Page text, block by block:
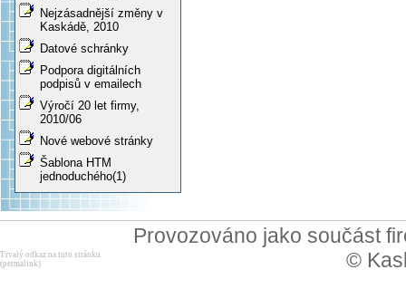
Nejzásadnější změny v
Kaskádě, 2010
Datové schránky
Podpora digitálních
podpisů v emailech
Výročí 20 let firmy,
2010/06
Nové webové stránky
Šablona HTM
jednoduchého(1)
Provozováno jako součást
©
Trvalý odkaz na tuto stránku
(permalink)